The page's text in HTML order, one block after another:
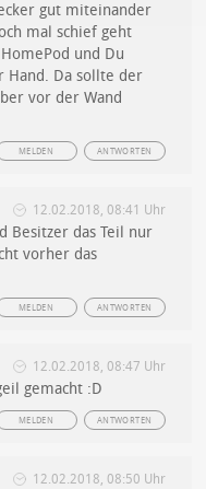
gut miteinander
mal schief geht
und Du
Hand. Da sollte der
vor der Wand
ANTWORTEN
MELDEN
12.02.2018, 08:41 Uhr
Besitzer das Teil nur
vorher das
ANTWORTEN
MELDEN
12.02.2018, 08:47 Uhr
gemacht :D
ANTWORTEN
MELDEN
12.02.2018, 08:50 Uhr